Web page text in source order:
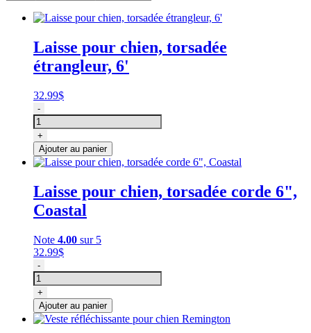
Laisse pour chien, torsadée
étrangleur, 6'
32.99$
quantité
de
Laisse
pour
chien,
torsadée
6'
-
+
Ajouter au panier
Laisse pour chien, torsadée corde 6",
Coastal
Note 4.00 sur 5
32.99$
quantité
de
Laisse
pour
chien,
torsadée
-
+
Ajouter au panier